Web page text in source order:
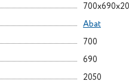
Abat
700
690
2050